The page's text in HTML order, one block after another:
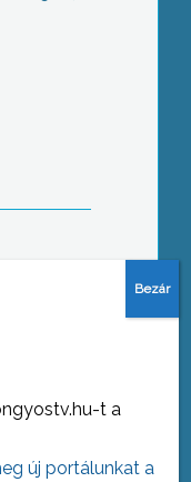
Általános
t a
új portálunkat a